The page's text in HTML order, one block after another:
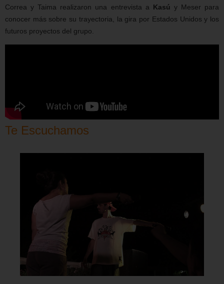
Correa y Taima realizaron una entrevista a Kasú y Meser para
conocer más sobre su trayectoria, la gira por Estados Unidos y los
futuros proyectos del grupo.
Te Escuchamos